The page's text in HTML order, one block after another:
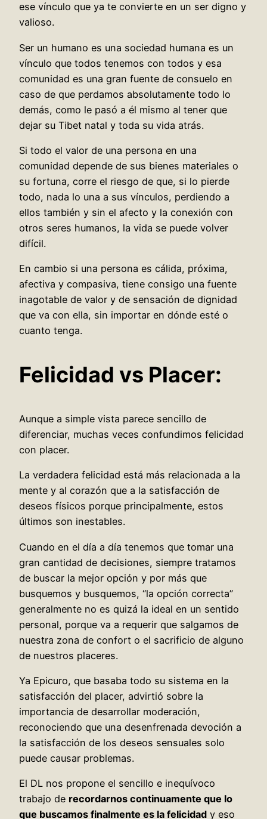
ese vínculo que ya te convierte en un ser digno y
valioso.
Ser un humano es una sociedad humana es un
vínculo que todos tenemos con todos y esa
comunidad es una gran fuente de consuelo en
caso de que perdamos absolutamente todo lo
demás, como le pasó a él mismo al tener que
dejar su Tibet natal y toda su vida atrás.
Si todo el valor de una persona en una
comunidad depende de sus bienes materiales o
su fortuna, corre el riesgo de que, si lo pierde
todo, nada lo una a sus vínculos, perdiendo a
ellos también y sin el afecto y la conexión con
otros seres humanos, la vida se puede volver
difícil.
En cambio si una persona es cálida, próxima,
afectiva y compasiva, tiene consigo una fuente
inagotable de valor y de sensación de dignidad
que va con ella, sin importar en dónde esté o
cuanto tenga.
Felicidad vs Placer:
Aunque a simple vista parece sencillo de
diferenciar, muchas veces confundimos felicidad
con placer.
La verdadera felicidad está más relacionada a la
mente y al corazón que a la satisfacción de
deseos físicos porque principalmente, estos
últimos son inestables.
Cuando en el día a día tenemos que tomar una
gran cantidad de decisiones, siempre tratamos
de buscar la mejor opción y por más que
busquemos y busquemos, “la opción correcta”
generalmente no es quizá la ideal en un sentido
personal, porque va a requerir que salgamos de
nuestra zona de confort o el sacrificio de alguno
de nuestros placeres.
Ya Epicuro, que basaba todo su sistema en la
satisfacción del placer, advirtió sobre la
importancia de desarrollar moderación,
reconociendo que una desenfrenada devoción a
la satisfacción de los deseos sensuales solo
puede causar problemas.
El DL nos propone el sencillo e inequívoco
trabajo de recordarnos continuamente que lo
que buscamos finalmente es la felicidad y eso